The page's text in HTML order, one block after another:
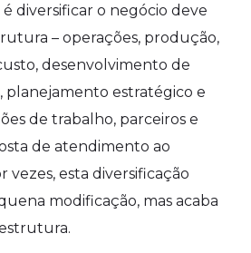
diversificar o negócio deve
– operações, produção,
desenvolvimento de
planejamento estratégico e
de trabalho, parceiros e
de atendimento ao
vezes, esta diversificação
modificação, mas acaba